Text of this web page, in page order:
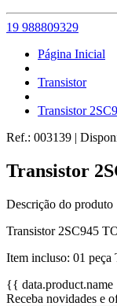
19 988809329
Página Inicial
Transistor
Transistor
Ref.: 003139 |
Transistor
Descrição do produto
Transistor 2SC945
Item incluso: 01 peça
{{
Receba novidades e